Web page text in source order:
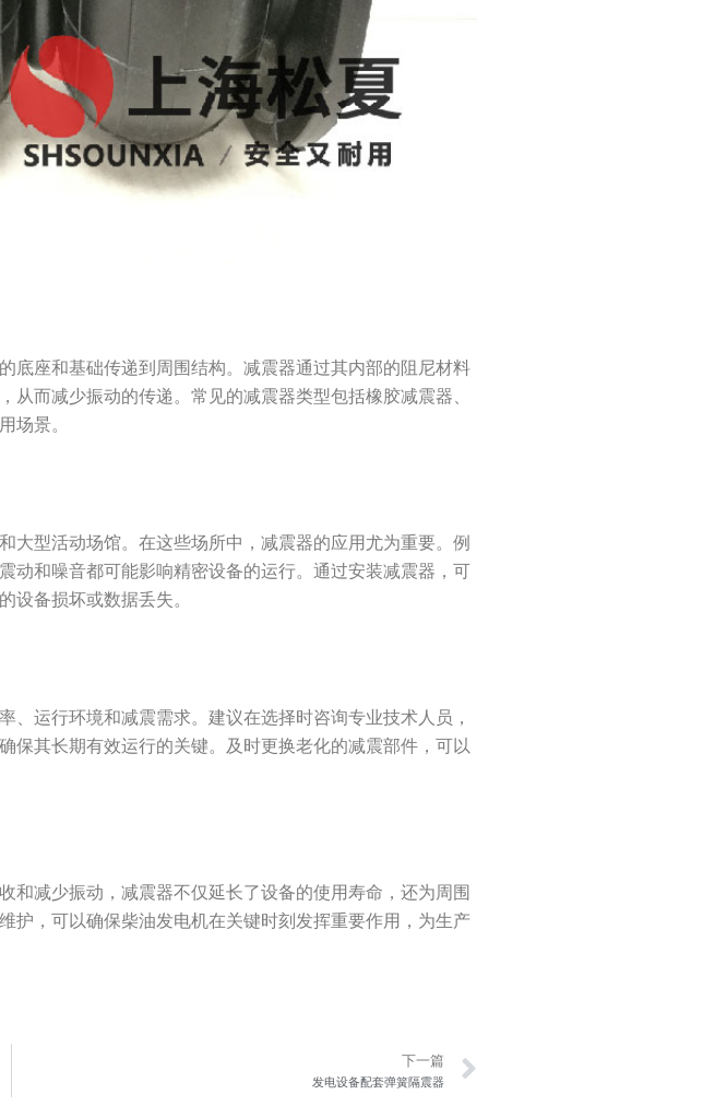
底座和基础传递到周围结构。减震器通过其内部的阻尼材料
而减少振动的传递。常见的减震器类型包括橡胶减震器、
场景。
大型活动场馆。在这些场所中，减震器的应用尤为重要。例
动和噪音都可能影响精密设备的运行。通过安装减震器，可
设备损坏或数据丢失。
运行环境和减震需求。建议在选择时咨询专业技术人员，
保其长期有效运行的关键。及时更换老化的减震部件，可以
和减少振动，减震器不仅延长了设备的使用寿命，还为周围
护，可以确保柴油发电机在关键时刻发挥重要作用，为生产
下一篇
发电设备配套弹簧隔震器